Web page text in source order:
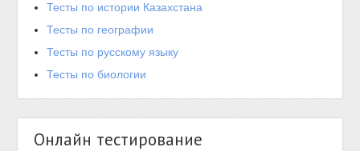
Тесты по истории Казахстана
Тесты по географии
Тесты по русскому языку
Тесты по биологии
Онлайн тестирование